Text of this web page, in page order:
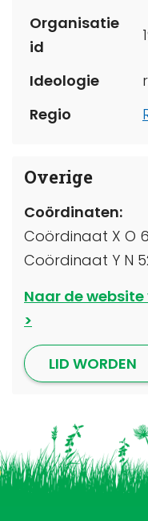
Organisatie
id
Ideologie
Regio
Overige
Coördinaten:
Coördinaat X O
Coördinaat Y N
Naar de
LID WORDEN